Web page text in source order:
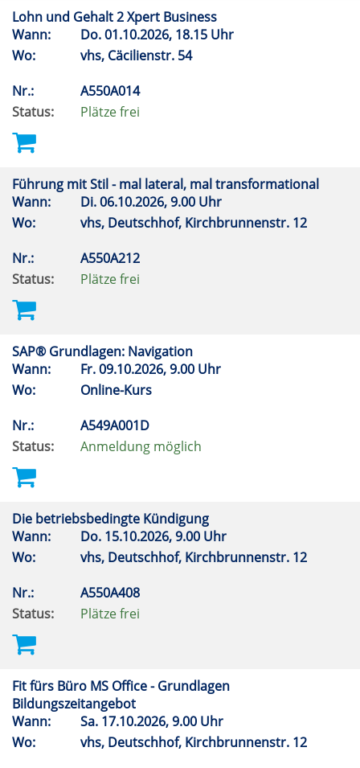
Lohn und Gehalt 2 Xpert Business
Wann:
Do.01.10.2026, 18.15 Uhr
Wo:
vhs, Cäcilienstr. 54
Nr.:
A550A014
Status:
Plätze frei
Führung mit Stil - mal lateral, mal transformational
Wann:
Di.06.10.2026, 9.00 Uhr
Wo:
vhs, Deutschhof, Kirchbrunnenstr. 12
Nr.:
A550A212
Status:
Plätze frei
SAP® Grundlagen: Navigation
Wann:
Fr.09.10.2026, 9.00 Uhr
Wo:
Online-Kurs
Nr.:
A549A001D
Status:
Anmeldung möglich
Die betriebsbedingte Kündigung
Wann:
Do. 15.10.2026, 9.00 Uhr
Wo:
vhs, Deutschhof, Kirchbrunnenstr. 12
Nr.:
A550A408
Status:
Plätze frei
Fit fürs Büro MS Office - Grundlagen
Bildungszeitangebot
Wann:
Sa. 17.10.2026, 9.00 Uhr
Wo:
vhs, Deutschhof, Kirchbrunnenstr. 12